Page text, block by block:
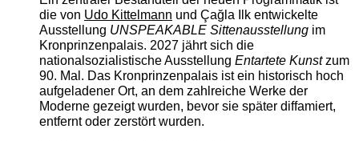
die von Udo Kittelmann und Çağla Ilk entwickelte
Ausstellung UNSPEAKABLE Sittenausstellungim
Kronprinzenpalais. 2027 jährt sich die
nationalsozialistische Ausstellung Entartete Kunstzum
90. Mal. Das Kronprinzenpalais ist ein historisch hoch
aufgeladener Ort, an dem zahlreiche Werke der
Moderne gezeigt wurden, bevor sie später diffamiert,
entfernt oder zerstört wurden.